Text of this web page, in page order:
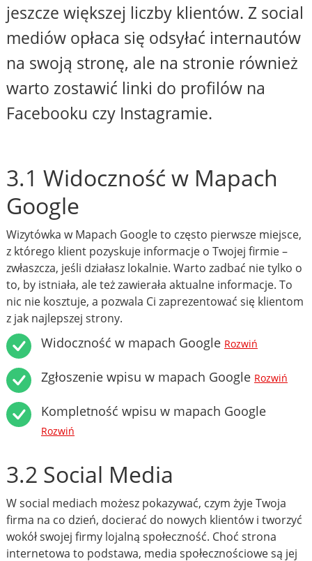
jeszcze większej liczby klientów. Z social
mediów opłaca się odsyłać internautów
na swoją stronę, ale na stronie również
warto zostawić linki do profilów na
Facebooku czy Instagramie.
3.1 Widoczność w Mapach
Google
Wizytówka w Mapach Google to często pierwsze miejsce,
z którego klient pozyskuje informacje o Twojej firmie –
zwłaszcza, jeśli działasz lokalnie. Warto zadbać nie tylko o
to, by istniała, ale też zawierała aktualne informacje. To
nic nie kosztuje, a pozwala Ci zaprezentować się klientom
z jak najlepszej strony.
Widoczność w mapach Google Rozwiń
Zgłoszenie wpisu w mapach Google Rozwiń
Kompletność wpisu w mapach Google
Rozwiń
3.2 Social Media
W social mediach możesz pokazywać, czym żyje Twoja
firma na co dzień, docierać do nowych klientów i tworzyć
wokół swojej firmy lojalną społeczność. Choć strona
internetowa to podstawa, media społecznościowe są jej